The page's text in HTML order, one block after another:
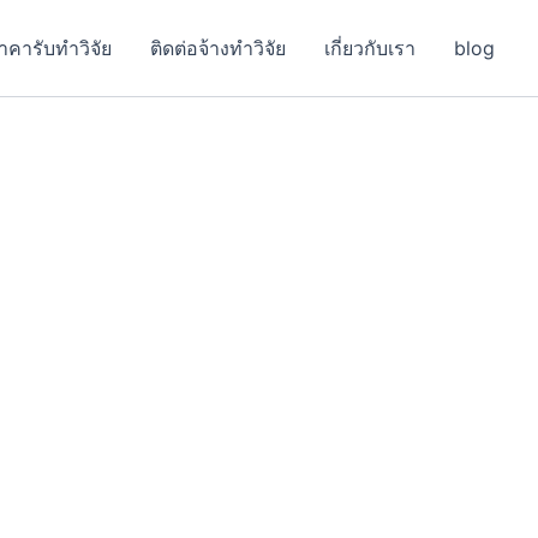
คารับทำวิจัย ติดต่อจ้างทำวิจัย เกี่ยวกับเรา blog